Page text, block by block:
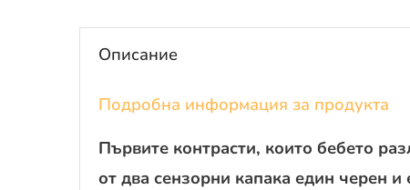
Описание
Подробна информация за продукта
Първите контрасти, които бебето
от два сензорни капака един черен